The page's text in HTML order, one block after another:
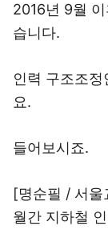
2016년 9월
습니다.
인력 구조조
요.
들어보시죠.
[명순필 / 서울
월간 지하철